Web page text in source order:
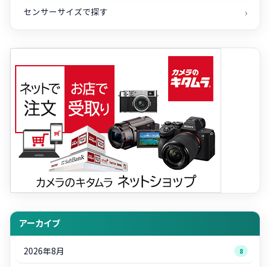
センサーサイズで探す
アーカイブ
2026年8月 8